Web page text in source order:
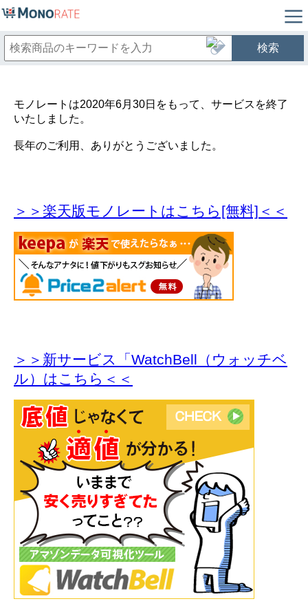
検索
モノレートは2020年6月30日をもって、サービスを終了
いたしました。
長年のご利用、ありがとうございました。
＞＞楽天版モノレートはこちら[無料]＜＜
＞＞新サービス「WatchBell（ウォッチベ
ル）はこちら＜＜